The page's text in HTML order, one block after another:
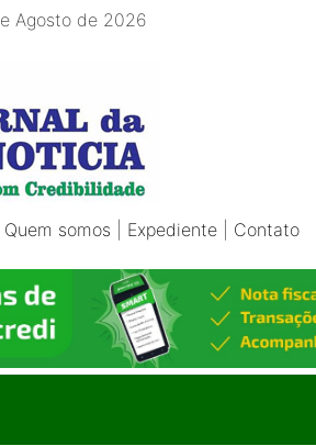
Agosto de 2026
Quem somos Expediente Contato